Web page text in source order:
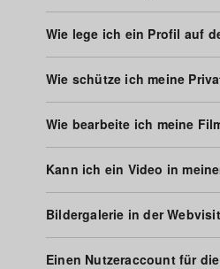
Wie lege ich ein Profil auf
Wie schütze ich meine
Wie bearbeite ich meine
Kann ich ein Video in
Bildergalerie in der
Einen Nutzeraccount für